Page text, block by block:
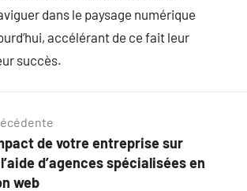
dans le paysage numérique
accélérant de ce fait leur
succès.
de votre entreprise sur
d’agences spécialisées en
web